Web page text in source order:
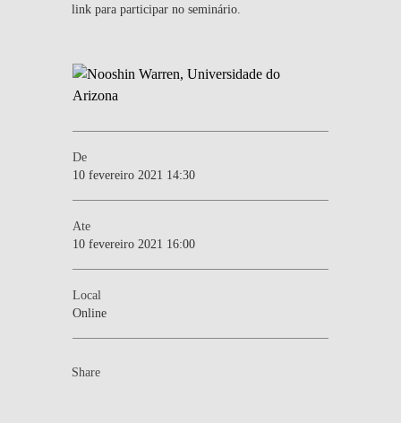
link para participar no seminário.
De
10 fevereiro 2021 14:30
Ate
10 fevereiro 2021 16:00
Local
Online
Share